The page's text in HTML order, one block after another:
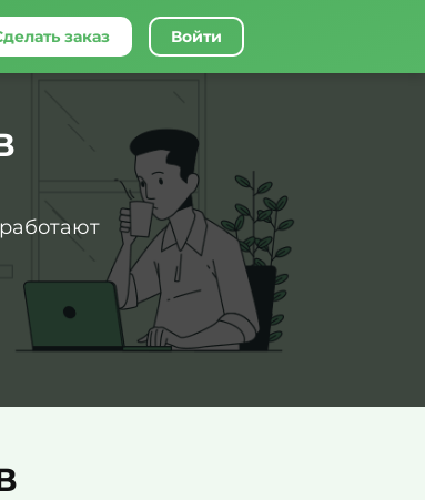
заказ Войти